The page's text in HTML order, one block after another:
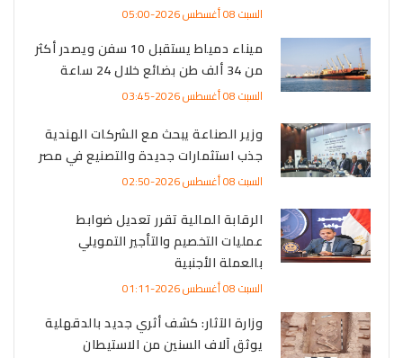
السبت 08 أغسطس 2026-05:00
ميناء دمياط يستقبل 10 سفن ويصدر أكثر
من 34 ألف طن بضائع خلال 24 ساعة
السبت 08 أغسطس 2026-03:45
وزير الصناعة يبحث مع الشركات الهندية
جذب استثمارات جديدة والتصنيع في مصر
السبت 08 أغسطس 2026-02:50
الرقابة المالية تقرر تعديل ضوابط
عمليات التخصيم والتأجير التمويلي
بالعملة الأجنبية
السبت 08 أغسطس 2026-01:11
وزارة الآثار: كشف أثري جديد بالدقهلية
يوثق آلاف السنين من الاستيطان